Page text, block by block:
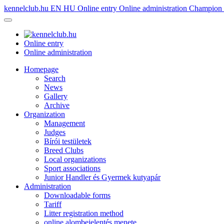
kennelclub.hu EN HU Online entry Online administration Champion
Online entry
Online administration
Homepage
Search
News
Gallery
Archive
Organization
Management
Judges
Bírói testületek
Breed Clubs
Local organizations
Sport associations
Junior Handler és Gyermek kutyapár
Administration
Downloadable forms
Tariff
Litter registration method
online alombejelentés menete